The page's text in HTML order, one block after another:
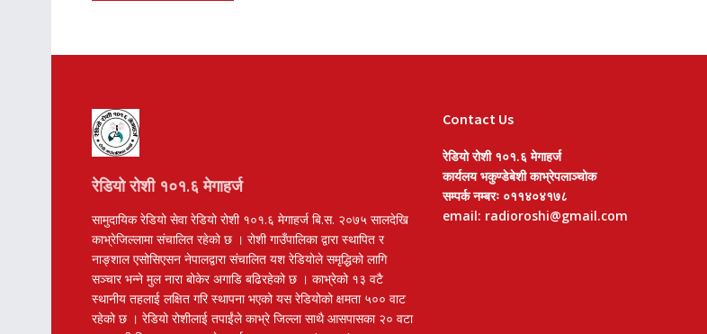
रेडियो रोशी १०१.६ मेगाहर्ज
सामुदायिक रेडियो सेवा रेडियो रोशी १०१.६ मेगाहर्ज बि.स. २०७५ सालदेखि
काभ्रेजिल्लामा संचालित रहेको छ । रोशी गाउँपालिका द्वारा स्थापित र
नाङ्शाल एसोसिएसन नेपालद्वारा संचालित यश रेडियोले समृद्धिको लागि
सञ्चार भन्ने मुल नारा बोकेर अगाडि बढिरहेको छ । काभ्रेको १३ वटै
स्थानीय तहलाई लक्षित गरि स्थापना भएको यस रेडियोको क्षमता ५०० वाट
रहेको छ । रेडियो रोशीलाई तपाईंले काभ्रे जिल्ला साथै आसपासका २० वटा
Contact Us
रेडियो रोशी १०१.६ मेगाहर्ज
कार्यलय भकुण्डेबेशी काभ्रेपलाञ्चोक
सम्पर्क नम्बरः ०११४०४१७८
email: radioroshi@gmail.com